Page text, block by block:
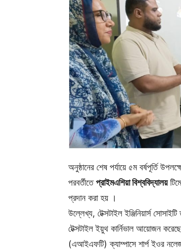
অনুষ্ঠানের শেষ পর্যায়ে ৫ম বর্ষপূর্তি
পরবর্তীতেপ্রাইমএশিয়া বিশ্ববিদ্যালয়
প্রদান করা হয় ।
উল্লেখ্য, টেক্সটাইল ইঞ্জিনিয়ার্স
টেক্সটাইল ইয়ুথ কার্নিভাল আয়োজন
(এআইএফটি) ক্যাম্পাসে শার্প ইওর